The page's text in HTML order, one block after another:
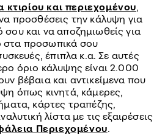
κτιρίου και περιεχομένου,
προσθέσεις την κάλυψη για
και να αποζημιωθείς για
στα προσωπικά σου
έπιπλα κ.α. Σε αυτές
όριο κάλυψης είναι 2.000
βέβαια και αντικείμενα που
όπως κινητά, κάμερες,
κάρτες τραπέζης,
λίστα με τις εξαιρέσεις
Περιεχομένου.